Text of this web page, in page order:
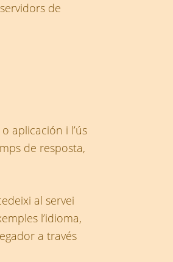
de
aplicación i l’ús
de resposta,
al servei
l’idioma,
a través